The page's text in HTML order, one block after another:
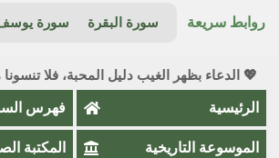
روابط سريعة سورة البقرة سورة
💖 الدعاء بظهر الغيب دليل المحبة، فلا
الرئيسية فهرس
الموسوعة التاريخية المكتبة